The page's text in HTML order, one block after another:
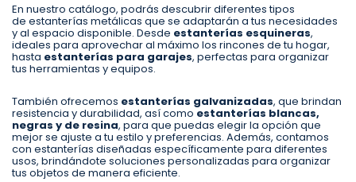
En nuestro catálogo, podrás descubrir diferentes tipos
de estanterías metálicas que se adaptarán a tus necesidades
y al espacio disponible. Desde estanterías esquineras,
ideales para aprovechar al máximo los rincones de tu hogar,
hasta estanterías para garajes, perfectas para organizar
tus herramientas y equipos.
También ofrecemos estanterías galvanizadas, que brindan
resistencia y durabilidad, así como estanterías blancas,
negras y de resina, para que puedas elegir la opción que
mejor se ajuste a tu estilo y preferencias. Además, contamos
con estanterías diseñadas específicamente para diferentes
usos, brindándote soluciones personalizadas para organizar
tus objetos de manera eficiente.